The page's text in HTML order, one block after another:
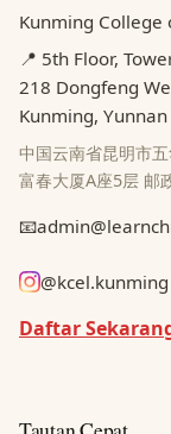
Kunming College
📍 5th Floor,
218 Dongfeng
Kunming,
中国云南省昆明市
富春大厦A座5层 邮
📧
@kcel.kunming
Daftar